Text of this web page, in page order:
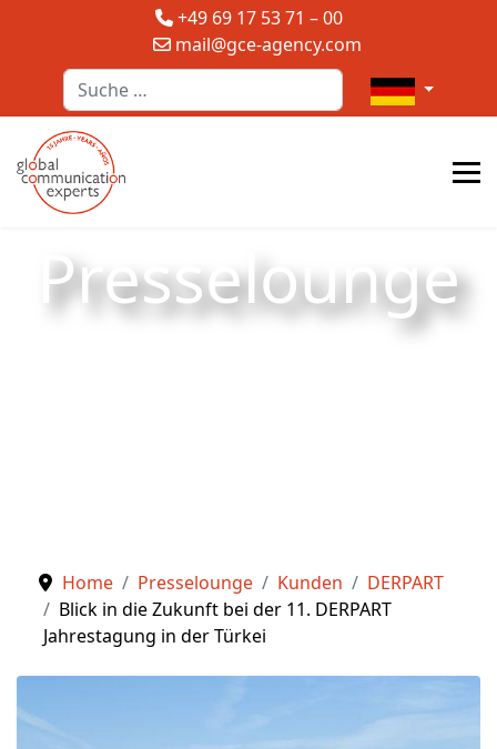
+49 69 17 53 71 – 00
mail@gce-agency.com
Suchen
Sprache
Presselounge
Home Presselounge Kunden
DERPART
Blick in die Zukunft bei der 11. DERPART
Jahrestagung in der Türkei